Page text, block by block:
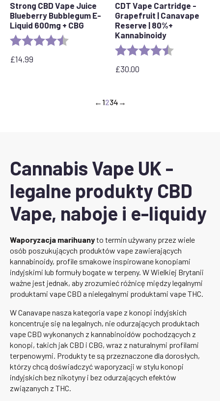
Strong CBD Vape Juice
Blueberry Bubblegum E-
Liquid 600mg + CBG
Rating: 4.4 out of 5 stars
£14.99
CDT Vape Cartridge -
Grapefruit | Canavape
Reserve | 80%+
Kannabinoidy
Rating:
£30.00
← 1234 →
Cannabis Vape UK -
legalne produkty CBD
Vape, naboje i e-liquidy
Waporyzacja marihuanyto termin używany przez wiele
osób poszukujących produktów vape zawierających
kannabinoidy, profile smakowe inspirowane konopiami
indyjskimi lub formuły bogate w terpeny. W Wielkiej Brytanii
ważne jest jednak, aby zrozumieć różnicę między legalnymi
produktami vape CBD a nielegalnymi produktami vape THC.
W Canavape nasza kategoria vape z konopi indyjskich
koncentruje się na legalnych, nie odurzających produktach
vape CBD wykonanych z kannabinoidów pochodzących z
konopi, takich jak CBD i CBG, wraz z naturalnymi profilami
terpenowymi. Produkty te są przeznaczone dla dorosłych,
którzy chcą doświadczyć waporyzacji w stylu konopi
indyjskich bez nikotyny i bez odurzających efektów
związanych z THC.